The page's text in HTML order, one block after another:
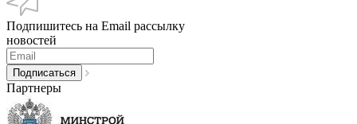
Подпишитесь на Email рассылку
новостей
Партнеры